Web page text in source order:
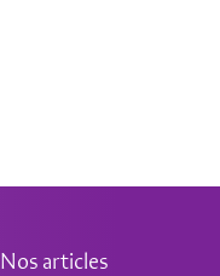
Nos articles